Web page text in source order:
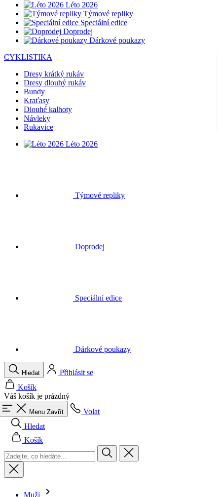
Léto 2026
Týmové repliky
Speciální edice
Doprodej
Dárkové poukazy
CYKLISTIKA
Dresy krátký rukáv
Dresy dlouhý rukáv
Bundy
Kraťasy
Dlouhé kalhoty
Návleky
Rukavice
Léto 2026
Váš košík je prázdný
Menu Zavřít
Volat
Hledat
Košík
Muži
Vše v kategorii Muži